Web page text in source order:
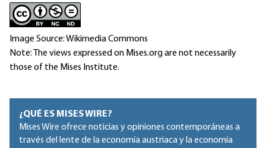
Image Source: Wikimedia Commons
Note: The views expressed on Mises.org are not necessarily
those of the Mises Institute.
¿QUÉ ES MISES WIRE?
Mises Wire ofrece noticias y opiniones contemporáneas a
través del lente de la economía austriaca y la economía